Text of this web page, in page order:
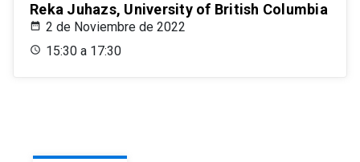
Reka Juhazs, University of British Columbia
2 de Noviembre de 2022
15:30 a 17:30